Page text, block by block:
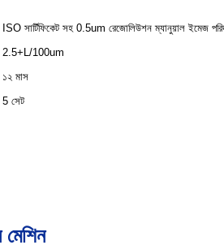
ISO সার্টিফিকেট সহ 0.5um রেজোলিউশন ম্যানুয়াল ইমেজ
2.5+L/100um
১২ মাস
5 সেট